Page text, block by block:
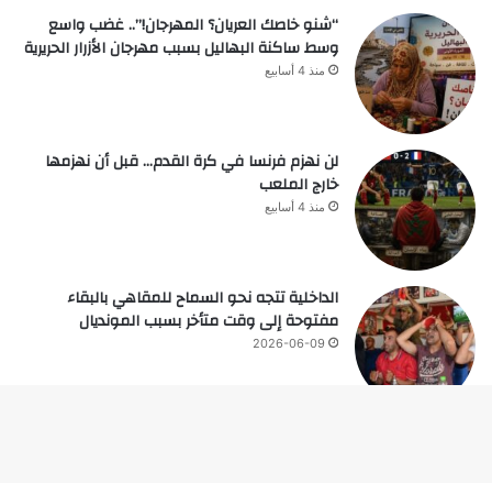
“شنو خاصك العريان؟ المهرجان!”.. غضب واسع
وسط ساكنة البهاليل بسبب مهرجان الأزرار الحريرية
منذ 4 أسابيع
لن نهزم فرنسا في كرة القدم… قبل أن نهزمها
خارج الملعب
منذ 4 أسابيع
الداخلية تتجه نحو السماح للمقاهي بالبقاء
مفتوحة إلى وقت متأخر بسبب المونديال
2026-06-09